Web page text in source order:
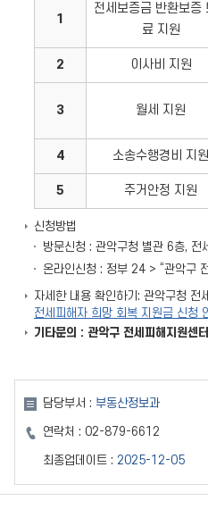
1
전세보증금 반환보증
료 지원
2 이사비 지원
3 월세 지원
4 소송수행경비 지원
5 주거안정 지원
신청방법
방문신청 : 관악구청 별관 6층, 전
온라인신청 : 정부 24 > “관악구
자세한 내용 확인하기: 관악구청 전
전세피해자 희망 회복 지원금 신청
기타문의 : 관악구 전세피해지원
담당부서 : 부동산정보과
연락처 : 02-879-6612
최종업데이트 : 2025-12-05